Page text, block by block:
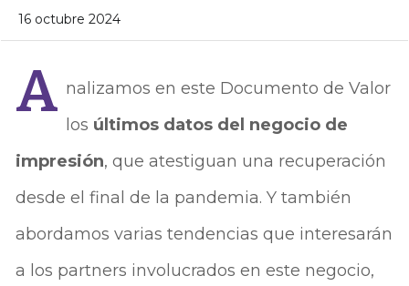
16 octubre 2024
A nalizamos en este Documento de Valor
los últimos datos del negocio de
impresión, que atestiguan una recuperación
desde el final de la pandemia. Y también
abordamos varias tendencias que interesarán
a los partners involucrados en este negocio,